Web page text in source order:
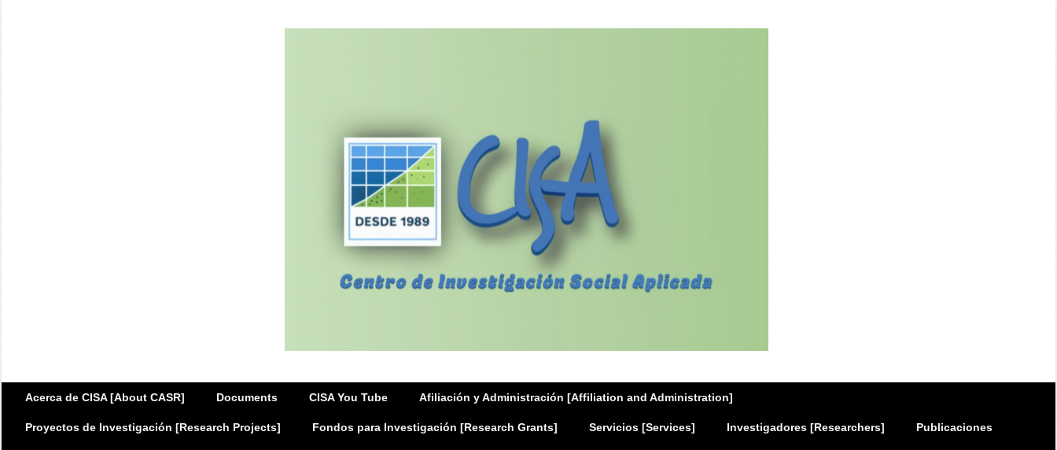
Acerca de CISA [About CASR] Documents CISA You Tube Afiliación y Administración [Affiliation and Administration]
Proyectos de Investigación [Research Projects] Fondos para Investigación [Research Grants] Servicios [Services] Investigadores [Researchers] Publicaciones